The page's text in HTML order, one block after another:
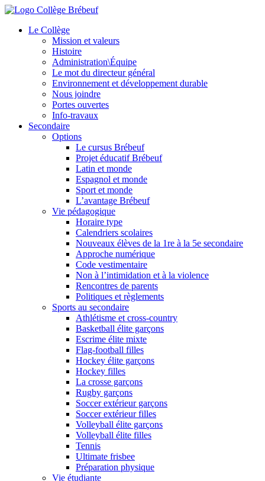
Le Collège
Mission et valeurs
Histoire
Administration\Équipe
Le mot du directeur général
Environnement et développement durable
Nous joindre
Portes ouvertes
Info-travaux
Secondaire
Options
Le cursus Brébeuf
Projet éducatif Brébeuf
Latin et monde
Espagnol et monde
Sport et monde
L’avantage Brébeuf
Vie pédagogique
Horaire type
Calendriers scolaires
Nouveaux élèves de la 1re à la 5e secondaire
Approche numérique
Code vestimentaire
Non à l’intimidation et à la violence
Rencontres de parents
Politiques et règlements
Sports au secondaire
Athlétisme et cross-country
Basketball élite garçons
Escrime élite mixte
Flag-football filles
Hockey élite garçons
Hockey filles
La crosse garçons
Rugby garçons
Soccer extérieur garçons
Soccer extérieur filles
Volleyball élite garçons
Volleyball élite filles
Tennis
Ultimate frisbee
Préparation physique
Vie étudiante